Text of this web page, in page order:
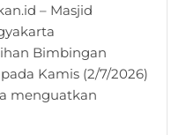
– Masjid
Bimbingan
Kamis (2/7/2026)
menguatkan